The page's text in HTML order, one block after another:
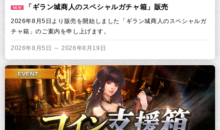
NEW 「ギラン城商人のスペシャルガチャ箱」販売
2026年8月5日より販売を開始しました「ギラン城商人のスペシャルガ
チャ箱」のご案内を申し上げます。
2026年8月5日 ～ 2026年8月19日